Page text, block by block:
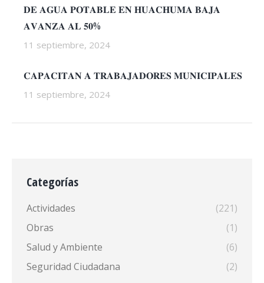
𝐃𝐄 𝐀𝐆𝐔𝐀 𝐏𝐎𝐓𝐀𝐁𝐋𝐄 𝐄𝐍 𝐇𝐔𝐀𝐂𝐇𝐔𝐌𝐀 𝐁𝐀𝐉𝐀
𝐀𝐕𝐀𝐍𝐙𝐀 𝐀𝐋 𝟓𝟎%
11 septiembre, 2024
𝐂𝐀𝐏𝐀𝐂𝐈𝐓𝐀𝐍 𝐀 𝐓𝐑𝐀𝐁𝐀𝐉𝐀𝐃𝐎𝐑𝐄𝐒 𝐌𝐔𝐍𝐈𝐂𝐈𝐏𝐀𝐋𝐄𝐒
11 septiembre, 2024
Categorías
Actividades
(221)
Obras
(1)
Salud y Ambiente
(6)
Seguridad Ciudadana
(2)